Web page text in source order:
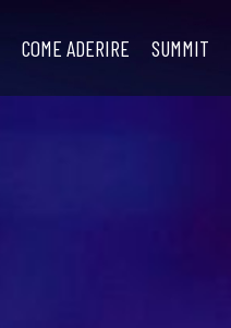
COME ADERIRE SUMMIT